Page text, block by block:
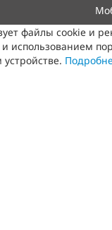
файлы cookie и
использованием